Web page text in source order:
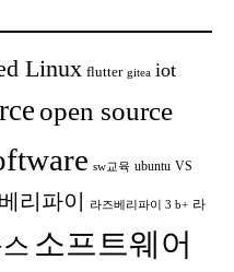
Linux flutter gitea iot
open source
sw교육 ubuntu VS
리파이 라즈베리파이 3 b+ 라
소프트웨어